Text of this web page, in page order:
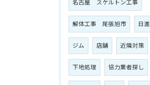
名古屋 スケルトン工事
解体工事 尾張旭市 日進
ジム 店舗 近隣対策
下地処理 協力業者探し